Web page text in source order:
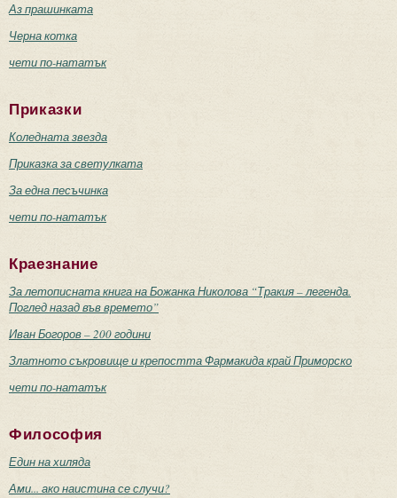
Аз прашинката
Черна котка
чети по-нататък
Приказки
Коледната звезда
Приказка за светулката
За една песъчинка
чети по-нататък
Краезнание
За летописната книга на Божанка Николова “Тракия – легенда.
Поглед назад във времето”
Иван Богоров – 200 години
Златното съкровище и крепостта Фармакида край Приморско
чети по-нататък
Философия
Един на хиляда
Ами... ако наистина се случи?